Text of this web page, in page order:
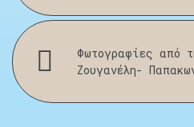
Φωτογραφίες από
Ζουγανέλη-